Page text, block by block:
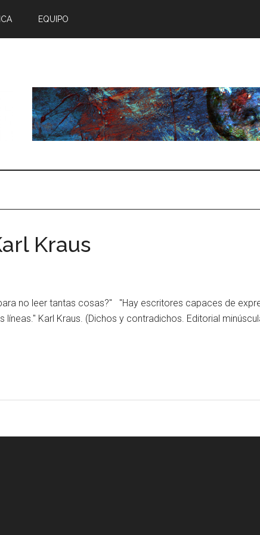
EQUIPO
Kraus
no leer tantas cosas?" "Hay escritores capaces de
líneas." Karl Kraus. (Dichos y contradichos. Editorial